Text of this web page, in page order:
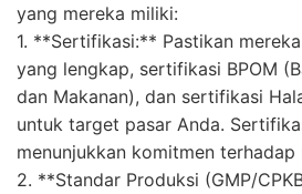
yang mereka miliki:
1. **Sertifikasi:** Pastikan
yang lengkap, sertifikasi BPOM
dan Makanan), dan sertifikasi
untuk target pasar Anda.
menunjukkan komitmen terhadap
2. **Standar Produksi (GMP/